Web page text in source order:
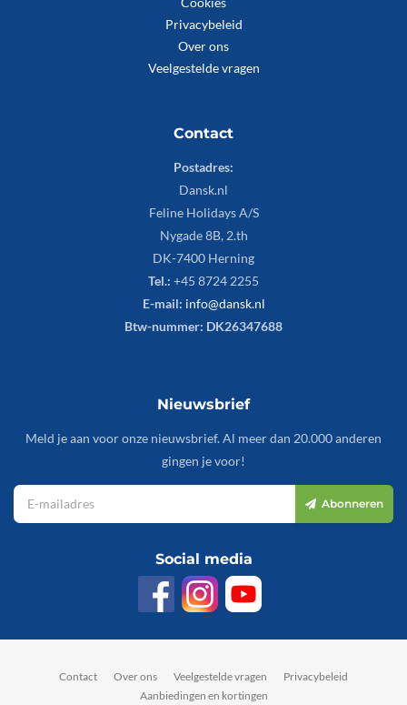
Privacybeleid
Over ons
Veelgestelde vragen
Contact
Postadres:
Dansk.nl
Feline Holidays A/S
Nygade 8B, 2.th
DK-7400 Herning
Tel.: +45 8724 2255
E-mail: info@dansk.nl
Btw-nummer: DK26347688
Nieuwsbrief
Meld je aan voor onze nieuwsbrief. Al meer dan 20.000 anderen
gingen je voor!
Abonneren
Social media
Contact Over ons Veelgestelde vragen
Privacybeleid
Aanbiedingen en kortingen